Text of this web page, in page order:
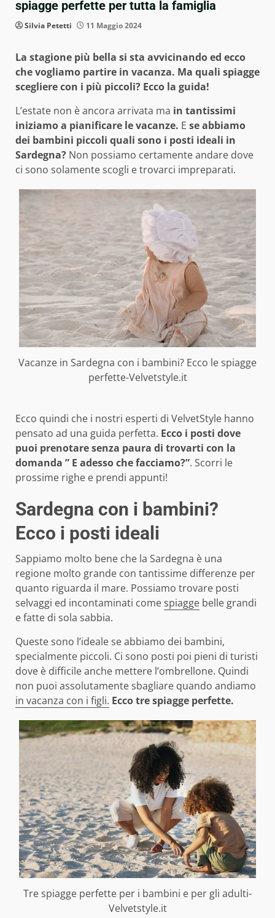
spiagge perfette per tutta la famiglia
Silvia Petetti 11 Maggio 2024
La stagione più bella si sta avvicinando ed ecco
che vogliamo partire in vacanza. Ma quali spiagge
scegliere con i più piccoli? Ecco la guida!
L’estate non è ancora arrivata ma in tantissimi
iniziamo a pianificare le vacanze. E se abbiamo
dei bambini piccoli quali sono i posti ideali in
Sardegna? Non possiamo certamente andare dove
ci sono solamente scogli e trovarci impreparati.
Vacanze in Sardegna con i bambini? Ecco le spiagge
perfette-Velvetstyle.it
Ecco quindi che i nostri esperti di VelvetStyle hanno
pensato ad una guida perfetta. Ecco i posti dove
puoi prenotare senza paura di trovarti con la
domanda ” E adesso che facciamo?”. Scorri le
prossime righe e prendi appunti!
Sardegna con i bambini?
Ecco i posti ideali
Sappiamo molto bene che la Sardegna è una
regione molto grande con tantissime differenze per
quanto riguarda il mare. Possiamo trovare posti
selvaggi ed incontaminati comespiagge belle grandi
e fatte di sola sabbia.
Queste sono l’ideale se abbiamo dei bambini,
specialmente piccoli. Ci sono posti poi pieni di turisti
dove è difficile anche mettere l’ombrellone. Quindi
non puoi assolutamente sbagliare quando andiamo
in vacanza con i figli. Ecco tre spiagge perfette.
Tre spiagge perfette per i bambini e per gli adulti-
Velvetstyle.it